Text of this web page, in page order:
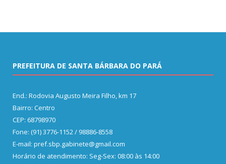
PREFEITURA DE SANTA BÁRBARA DO PARÁ
End.: Rodovia Augusto Meira Filho, km 17
Bairro: Centro
CEP: 68798970
Fone: (91) 3776-1152 / 98886-8558
E-mail: pref.sbp.gabinete@gmail.com
Horário de atendimento: Seg-Sex: 08:00 às 14:00